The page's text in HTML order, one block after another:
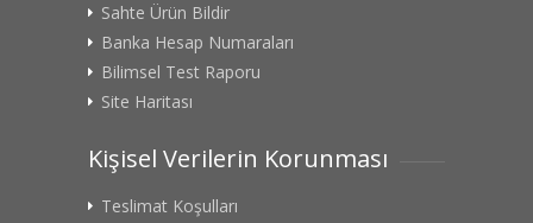
Sahte Ürün Bildir
Banka Hesap Numaraları
Bilimsel Test Raporu
Site Haritası
Kişisel Verilerin Korunması
Teslimat Koşulları